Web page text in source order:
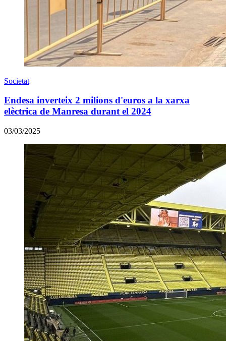
Societat
Endesa inverteix 2 milions d'euros a la xarxa
elèctrica de Manresa durant el 2024
03/03/2025